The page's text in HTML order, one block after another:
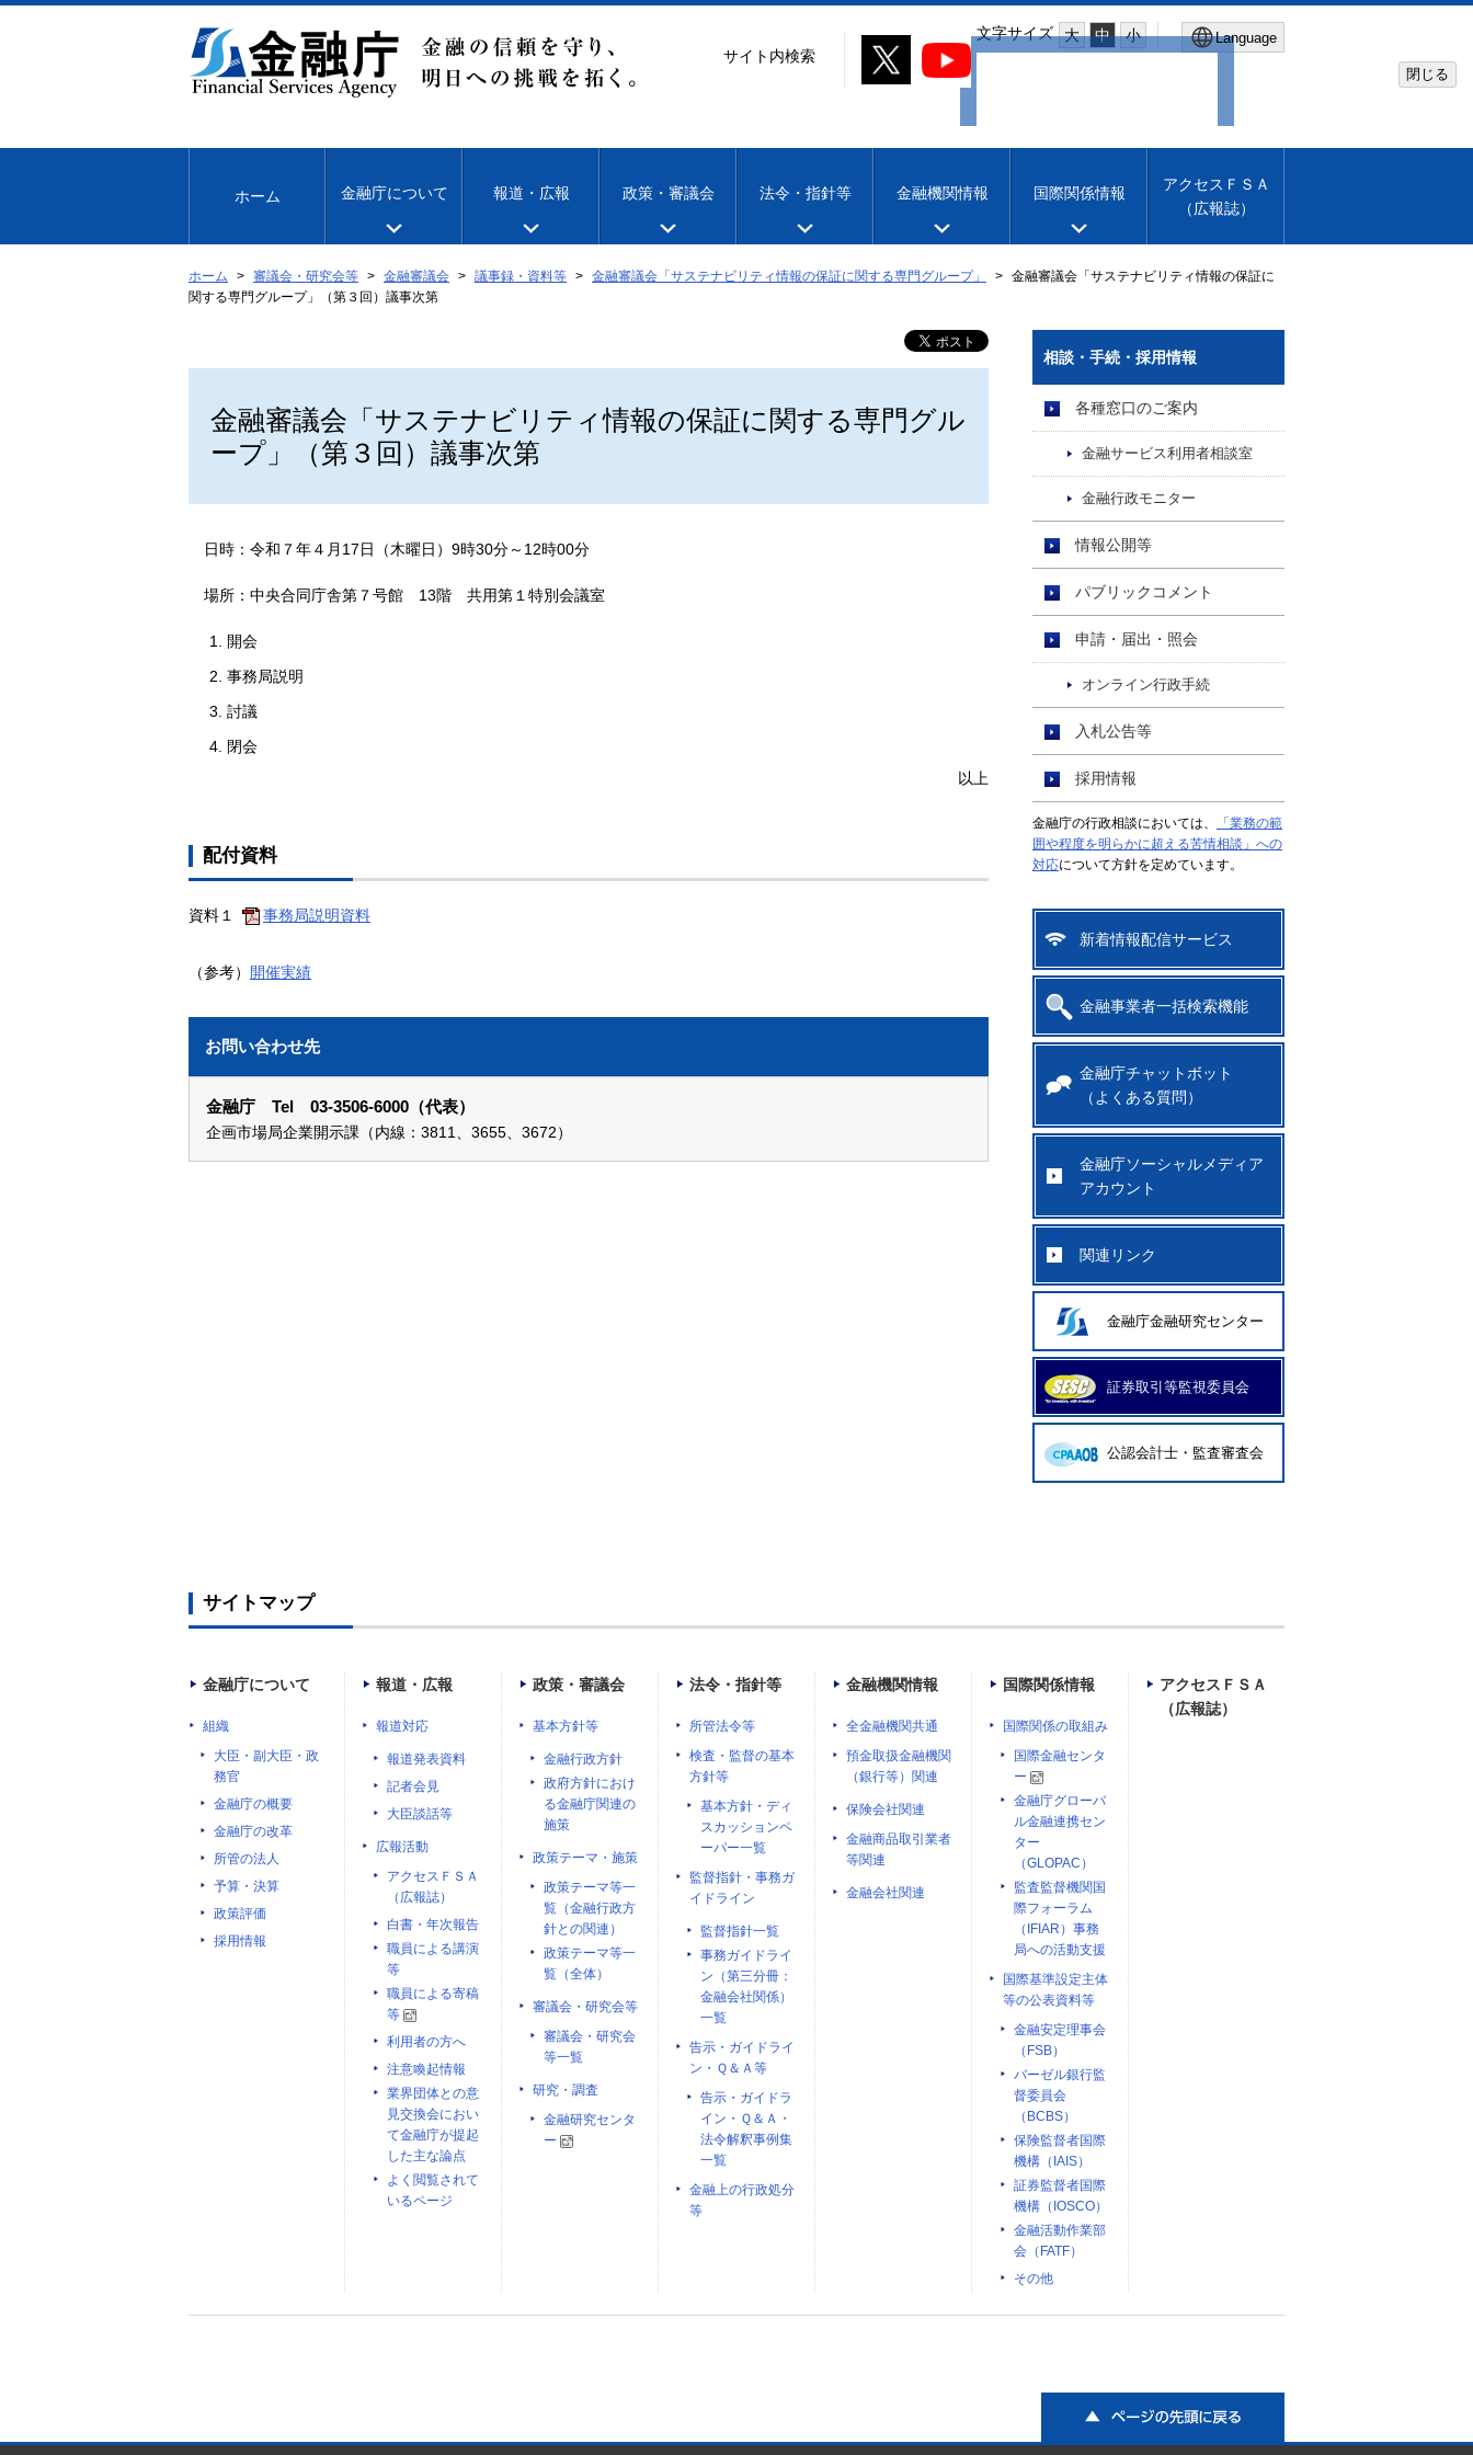
文
移
文字サイズ 大 中 小 Language
Machine translation
閉じる
サイト内検索
ホーム 金融庁について 報道・広報 政策・審議会 法令・指針等 金融機関情報 国際関係情報
アクセスＦＳＡ
（広報誌）
ホーム 審議会・研究会等 金融審議会 議事録・資料等 金融審議会「サステナビリティ情報の保証に関する専門グループ」
金融審議会「サステナビリティ情報の保証に
関する専門グループ」（第３回）議事次第
金融審議会「サステナビリティ情報の保証に関する専門グル
ープ」（第３回）議事次第
日時：令和７年４月17日（木曜日）9時30分～12時00分
場所：中央合同庁舎第７号館 13階 共用第１特別会議室
開会
事務局説明
討議
閉会
以上
配付資料
資料１ 事務局説明資料
（参考） 開催実績
お問い合わせ先
金融庁 Tel 03-3506-6000（代表）
企画市場局企業開示課（内線：3811、3655、3672）
相談・手続・採用情報
各種窓口のご案内
金融サービス利用者相談室
金融行政モニター
情報公開等
パブリックコメント
申請・届出・照会
オンライン行政手続
入札公告等
採用情報
金融庁の行政相談においては、
「業務の範
囲や程度を明らかに超える苦情相談」への
対応について方針を定めています。
新着情報配信サービス
金融事業者一括検索機能
金融庁チャットボット
（よくある質問）
金融庁ソーシャルメディア
アカウント
関連リンク
金融庁金融研究センター
証券取引等監視委員会
公認会計士・監査審査会
サイトマップ
金融庁について
組織
大臣・副大臣・政
務官
金融庁の概要
金融庁の改革
所管の法人
予算・決算
政策評価
採用情報
報道・広報
報道対応
報道発表資料
記者会見
大臣談話等
広報活動
アクセスＦＳＡ
（広報誌）
白書・年次報告
職員による講演
等
職員による寄稿
等
利用者の方へ
注意喚起情報
業界団体との意
見交換会におい
て金融庁が提起
した主な論点
よく閲覧されて
いるページ
政策・審議会
基本方針等
金融行政方針
政府方針におけ
る金融庁関連の
施策
政策テーマ・施策
政策テーマ等一
覧（金融行政方
針との関連）
政策テーマ等一
覧（全体）
審議会・研究会等
審議会・研究会
等一覧
研究・調査
金融研究センタ
ー
法令・指針等
所管法令等
検査・監督の基本
方針等
基本方針・ディ
スカッションペ
ーパー一覧
監督指針・事務ガ
イドライン
監督指針一覧
事務ガイドライ
ン（第三分冊：
金融会社関係）
一覧
告示・ガイドライ
ン・Ｑ＆Ａ等
告示・ガイドラ
イン・Ｑ＆Ａ・
法令解釈事例集
一覧
金融上の行政処分
等
金融機関情報
全金融機関共通
預金取扱金融機関
（銀行等）関連
保険会社関連
金融商品取引業者
等関連
金融会社関連
国際関係情報
国際関係の取組み
国際金融センタ
ー
金融庁グローバ
ル金融連携セン
ター
（GLOPAC）
監査監督機関国
際フォーラム
（IFIAR）事務
局への活動支援
国際基準設定主体
等の公表資料等
金融安定理事会
（FSB）
バーゼル銀行監
督委員会
（BCBS）
保険監督者国際
機構（IAIS）
証券監督者国際
機構（IOSCO）
金融活動作業部
会（FATF）
その他
アクセスＦＳＡ
（広報誌）